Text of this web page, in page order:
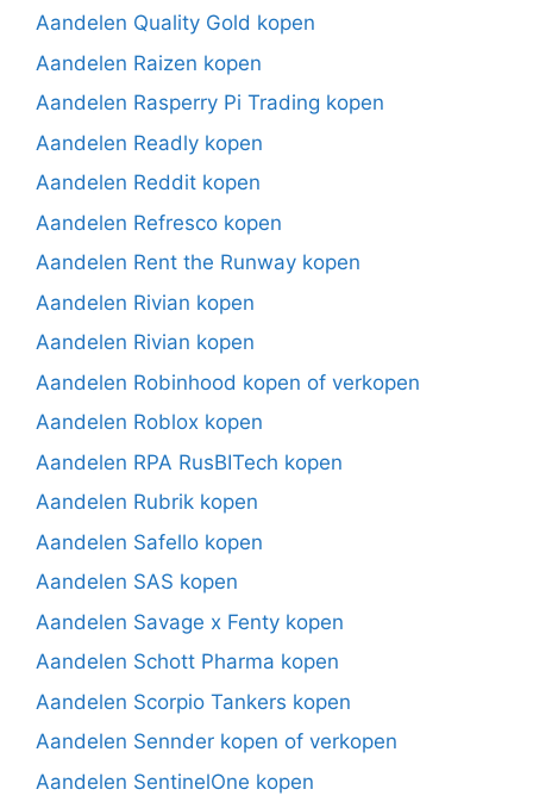
Aandelen Quality Gold kopen
Aandelen Raizen kopen
Aandelen Rasperry Pi Trading kopen
Aandelen Readly kopen
Aandelen Reddit kopen
Aandelen Refresco kopen
Aandelen Rent the Runway kopen
Aandelen Rivian kopen
Aandelen Rivian kopen
Aandelen Robinhood kopen of verkopen
Aandelen Roblox kopen
Aandelen RPA RusBITech kopen
Aandelen Rubrik kopen
Aandelen Safello kopen
Aandelen SAS kopen
Aandelen Savage x Fenty kopen
Aandelen Schott Pharma kopen
Aandelen Scorpio Tankers kopen
Aandelen Sennder kopen of verkopen
Aandelen SentinelOne kopen